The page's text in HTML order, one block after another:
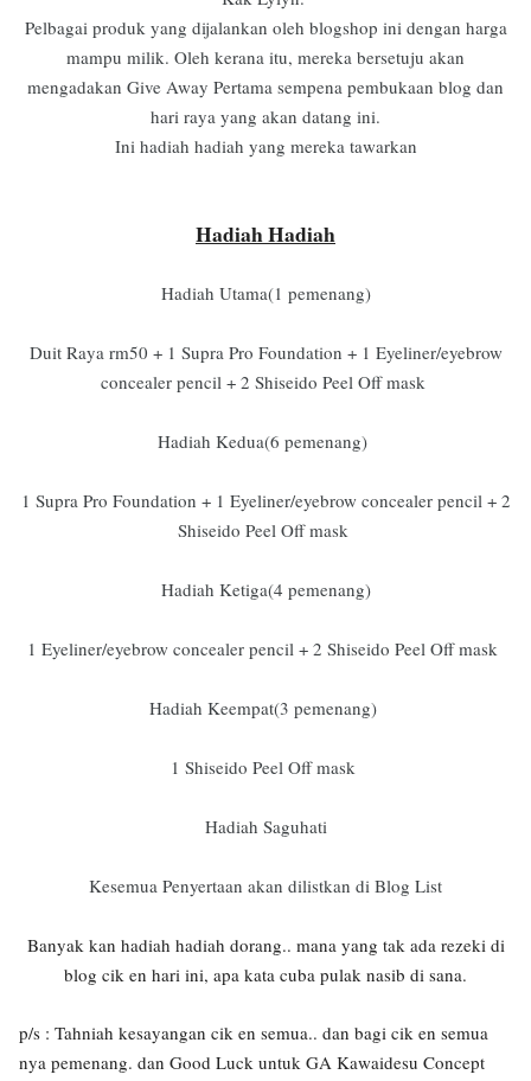
Pelbagai produk yang dijalankan oleh blogshop ini dengan harga
mampu milik. Oleh kerana itu, mereka bersetuju akan
mengadakan Give Away Pertama sempena pembukaan blog dan
hari raya yang akan datang ini.
Ini hadiah hadiah yang mereka tawarkan
Hadiah Hadiah
Hadiah Utama(1 pemenang)
Duit Raya rm50 + 1 Supra Pro Foundation + 1 Eyeliner/eyebrow
concealer pencil + 2 Shiseido Peel Off mask
Hadiah Kedua(6 pemenang)
1 Supra Pro Foundation + 1 Eyeliner/eyebrow concealer pencil + 2
Shiseido Peel Off mask
Hadiah Ketiga(4 pemenang)
1 Eyeliner/eyebrow concealer pencil + 2 Shiseido Peel Off mask
Hadiah Keempat(3 pemenang)
1 Shiseido Peel Off mask
Hadiah Saguhati
Kesemua Penyertaan akan dilistkan di Blog List
Banyak kan hadiah hadiah dorang.. mana yang tak ada rezeki di
blog cik en hari ini, apa kata cuba pulak nasib di sana.
p/s : Tahniah kesayangan cik en semua.. dan bagi cik en semua
nya pemenang. dan Good Luck untuk GA Kawaidesu Concept